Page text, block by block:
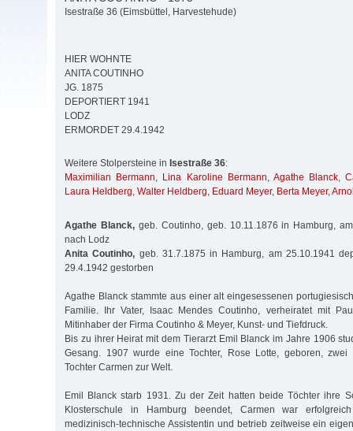
Isestraße 36 (Eimsbüttel, Harvestehude)
HIER WOHNTE
ANITA COUTINHO
JG. 1875
DEPORTIERT 1941
LODZ
ERMORDET 29.4.1942
Weitere Stolpersteine in Isestraße 36:
Maximilian Bermann, Lina Karoline Bermann,Agathe Blanck,
Laura Heldberg, Walter Heldberg, Eduard Meyer, Berta Meyer,
Agathe Blanck,geb. Coutinho, geb. 10.11.1876 in Hamburg,
nach Lodz
Anita Coutinho, geb. 31.7.1875 in Hamburg, am 25.10.1941
29.4.1942 gestorben
Agathe Blanck stammte aus einer alt eingesessenen
Fa­mi­lie. Ihr Vater, Isaac Mendes Coutinho, verheiratet mit
Mitinhaber der Firma Coutinho & Meyer, Kunst- und Tiefdruck.
Bis zu ihrer Heirat mit dem Tierarzt Emil Blanck im Jahre 1906
Ge­sang. 1907 wurde eine Tochter, Rose Lotte, geboren,
Tochter Carmen zur Welt.
Emil Blanck starb 1931. Zu der Zeit hatten beide Töchter ihre
Klosterschule in Hamburg beendet, Carmen war
medizinisch-technische Assistentin und betrieb zeitweise ein